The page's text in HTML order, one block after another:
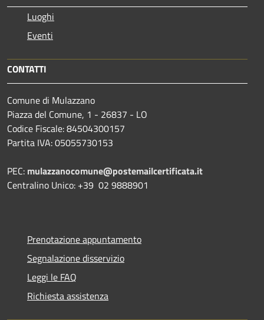
Luoghi
Eventi
CONTATTI
Comune di Mulazzano
Piazza del Comune, 1 - 26837 - LO
Codice Fiscale: 84504300157
Partita IVA: 05055730153
PEC: mulazzanocomune@postemailcertificata.it
Centralino Unico: +39 02 9888901
Prenotazione appuntamento
Segnalazione disservizio
Leggi le FAQ
Richiesta assistenza